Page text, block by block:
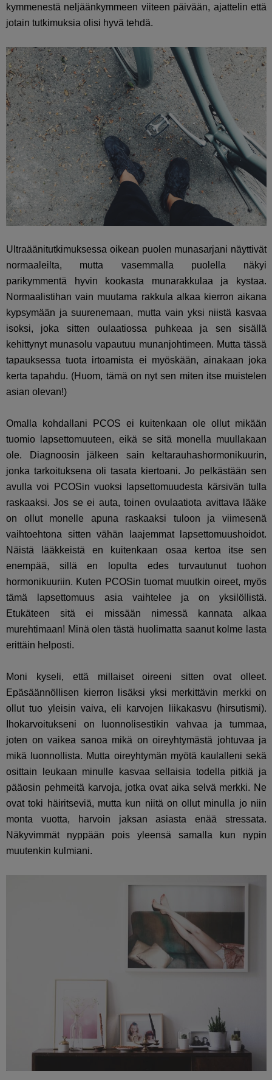
kymmenestä neljäänkymmeen viiteen päivään, ajattelin että
jotain tutkimuksia olisi hyvä tehdä.
Ultraäänitutkimuksessa oikean puolen munasarjani näyttivät
normaaleilta, mutta vasemmalla puolella näkyi
parikymmentä hyvin kookasta munarakkulaa ja kystaa.
Normaalistihan vain muutama rakkula alkaa kierron aikana
kypsymään ja suurenemaan, mutta vain yksi niistä kasvaa
isoksi, joka sitten oulaatiossa puhkeaa ja sen sisällä
kehittynyt munasolu vapautuu munanjohtimeen. Mutta tässä
tapauksessa tuota irtoamista ei myöskään, ainakaan joka
kerta tapahdu. (Huom, tämä on nyt sen miten itse muistelen
asian olevan!)
Omalla kohdallani PCOS ei kuitenkaan ole ollut mikään
tuomio lapsettomuuteen, eikä se sitä monella muullakaan
ole. Diagnoosin jälkeen sain keltarauhashormonikuurin,
jonka tarkoituksena oli tasata kiertoani. Jo pelkästään sen
avulla voi PCOSin vuoksi lapsettomuudesta kärsivän tulla
raskaaksi. Jos se ei auta, toinen ovulaatiota avittava lääke
on ollut monelle apuna raskaaksi tuloon ja viimesenä
vaihtoehtona sitten vähän laajemmat lapsettomuushoidot.
Näistä lääkkeistä en kuitenkaan osaa kertoa itse sen
enempää, sillä en lopulta edes turvautunut tuohon
hormonikuuriin. Kuten PCOSin tuomat muutkin oireet, myös
tämä lapsettomuus asia vaihtelee ja on yksilöllistä.
Etukäteen sitä ei missään nimessä kannata alkaa
murehtimaan! Minä olen tästä huolimatta saanut kolme lasta
erittäin helposti.
Moni kyseli, että millaiset oireeni sitten ovat olleet.
Epäsäännöllisen kierron lisäksi yksi merkittävin merkki on
ollut tuo yleisin vaiva, eli karvojen liikakasvu (hirsutismi).
Ihokarvoitukseni on luonnolisestikin vahvaa ja tummaa,
joten on vaikea sanoa mikä on oireyhtymästä johtuvaa ja
mikä luonnollista. Mutta oireyhtymän myötä kaulalleni sekä
osittain leukaan minulle kasvaa sellaisia todella pitkiä ja
pääosin pehmeitä karvoja, jotka ovat aika selvä merkki. Ne
ovat toki häiritseviä, mutta kun niitä on ollut minulla jo niin
monta vuotta, harvoin jaksan asiasta enää stressata.
Näkyvimmät nyppään pois yleensä samalla kun nypin
muutenkin kulmiani.